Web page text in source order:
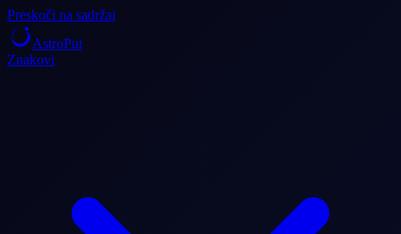
Preskoči na sadržaj
AstroPut
Znakovi